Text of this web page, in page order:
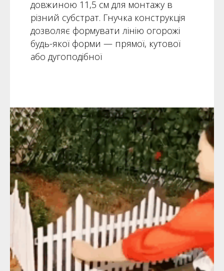
довжиною 11,5 см для монтажу в
різний субстрат. Гнучка конструкція
дозволяє формувати лінію огорожі
будь-якої форми — прямої, кутової
або дугоподібної